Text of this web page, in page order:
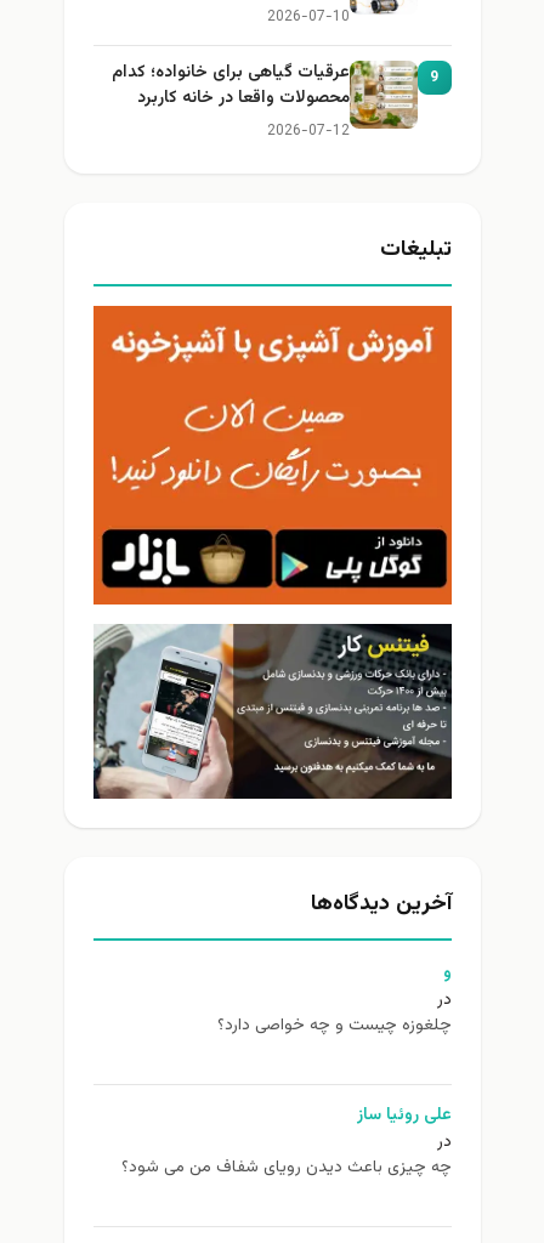
2026-07-10
9
عرقیات گیاهی برای خانواده؛ کدام
محصولات واقعا در خانه کاربرد
دارند؟
2026-07-12
تبلیغات
آخرین دیدگاه‌ها
و
در
چلغوزه چیست و چه خواصی دارد؟
علی روئیا ساز
در
چه چیزی باعث دیدن رویای شفاف من می شود؟